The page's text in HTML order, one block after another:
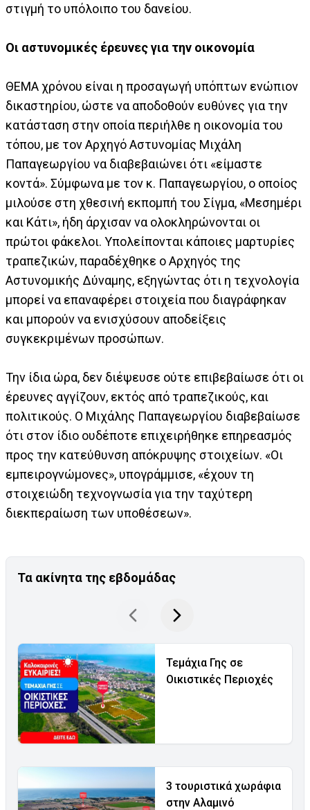
στιγμή το υπόλοιπο του δανείου.
Οι αστυνομικές έρευνες για την οικονομία
ΘΕΜΑ χρόνου είναι η προσαγωγή υπόπτων ενώπιον
δικαστηρίου, ώστε να αποδοθούν ευθύνες για την
κατάσταση στην οποία περιήλθε η οικονομία του
τόπου, με τον Αρχηγό Αστυνομίας Μιχάλη
Παπαγεωργίου να διαβεβαιώνει ότι «είμαστε
κοντά». Σύμφωνα με τον κ. Παπαγεωργίου, ο οποίος
μιλούσε στη χθεσινή εκπομπή του Σίγμα, «Μεσημέρι
και Κάτι», ήδη άρχισαν να ολοκληρώνονται οι
πρώτοι φάκελοι. Υπολείπονται κάποιες μαρτυρίες
τραπεζικών, παραδέχθηκε ο Αρχηγός της
Αστυνομικής Δύναμης, εξηγώντας ότι η τεχνολογία
μπορεί να επαναφέρει στοιχεία που διαγράφηκαν
και μπορούν να ενισχύσουν αποδείξεις
συγκεκριμένων προσώπων.
Την ίδια ώρα, δεν διέψευσε ούτε επιβεβαίωσε ότι οι
έρευνες αγγίζουν, εκτός από τραπεζικούς, και
πολιτικούς. Ο Μιχάλης Παπαγεωργίου διαβεβαίωσε
ότι στον ίδιο ουδέποτε επιχειρήθηκε επηρεασμός
προς την κατεύθυνση απόκρυψης στοιχείων. «Οι
εμπειρογνώμονες», υπογράμμισε, «έχουν τη
στοιχειώδη τεχνογνωσία για την ταχύτερη
διεκπεραίωση των υποθέσεων».
Τα ακίνητα της εβδομάδας
Τεμάχια Γης σε
Οικιστικές Περιοχές
3 τουριστικά χωράφια
στην Αλαμινό